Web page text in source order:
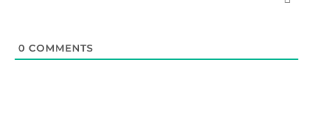
0 COMMENTS